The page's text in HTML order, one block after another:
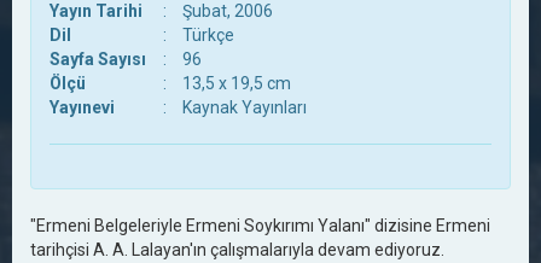
Yayın Tarihi
:
Şubat, 2006
Dil
:
Türkçe
Sayfa Sayısı
:
96
Ölçü
:
13,5 x 19,5 cm
Yayınevi
: Kaynak Yayınları
"Ermeni Belgeleriyle Ermeni Soykırımı Yalanı" dizisine Ermeni
tarihçisi A. A. Lalayan'ın çalışmalarıyla devam ediyoruz.